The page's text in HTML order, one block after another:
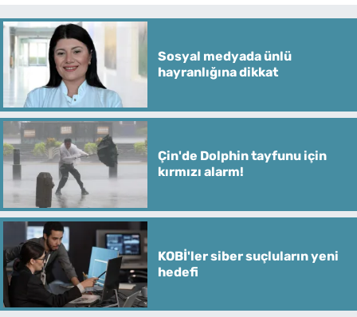
Sosyal medyada ünlü
hayranlığına dikkat
Çin'de Dolphin tayfunu için
kırmızı alarm!
KOBİ'ler siber suçluların yeni
hedefi